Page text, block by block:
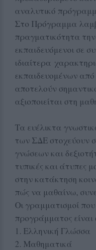
αναλυτικό
Στο Πρόγραμμα
πραγματικότητα
εκπαιδευόμενοι σε
ιδιαίτερα
εκπαιδευομένων
αποτελούν
αξιοποιείται στη
Τα ευέλικτα
των ΣΔΕ στοχεύουν
γνώσεων και
τυπικές και άτυπες
στην κατάκτηση
πώς να μαθαίνω,
Οι γραμματισμοί
προγράμματος είναι
1. Ελληνική Γλώσσα
2. Μαθηματικά